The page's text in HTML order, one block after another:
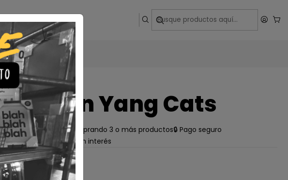
Plazos de Entrega
Yin Yang Cats
a todo Chile comprando 3 o más productos🔒 Pago seguro
Premium💳 3 Cuotas sin interés
40x60